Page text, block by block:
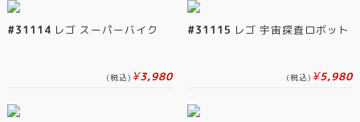
#31114 レゴ スーパーバイク
(税込) ¥3,980
#31115 レゴ 宇宙探査ロボット
(税込) ¥5,980